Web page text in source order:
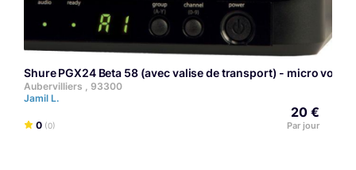
Shure PGX24 Beta 58 (avec valise de transport) - micro voix
Aubervilliers , 93300
Jamil L.
0 (0)
20 €
Par jour